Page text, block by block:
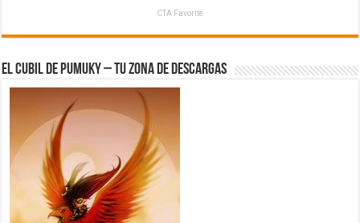
CTA Favorite
El Cubil de Pumuky – Tu zona de Descargas